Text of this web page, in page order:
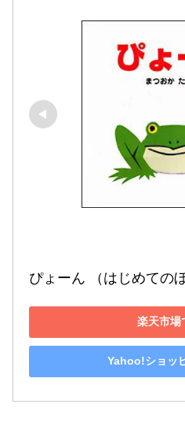
ぴょーん （はじめての
楽天市場
Yahoo!ショッ